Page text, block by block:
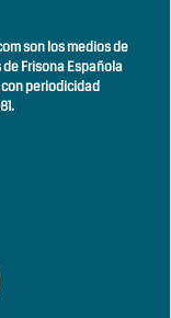
son los medios de
Frisona Española
periodicidad